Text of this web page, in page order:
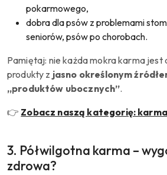
pokarmowego,
dobra dla psów z problemami
seniorów, psów po chorobach.
Pamiętaj: nie każda mokra karma jest
produkty z jasno określonym
„produktów ubocznych”.
👉 Zobacz naszą kategorię:
3. Półwilgotna karma –
zdrowa?